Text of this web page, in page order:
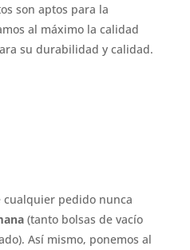
son aptos para la
al máximo la calidad
su durabilidad y calidad.
cualquier pedido nunca
(tanto bolsas de vacío
Así mismo, ponemos al